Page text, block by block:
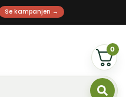
Se kampanjen →
0